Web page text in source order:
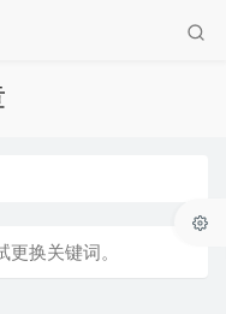
换关键词。